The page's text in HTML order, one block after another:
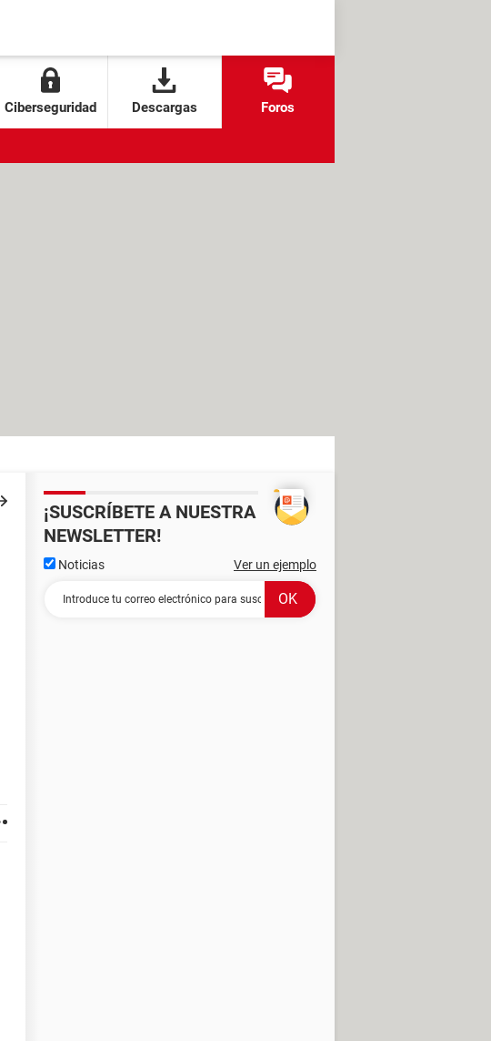
Ciberseguridad Descargas Foros
¡SUSCRÍBETE A NUESTRA
NEWSLETTER!
Noticias Ver un ejemplo